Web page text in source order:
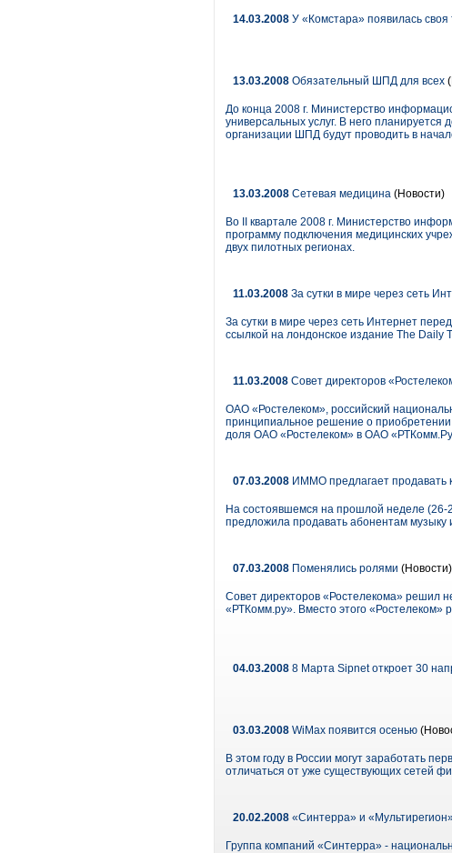
14.03.2008 У «Комстара» появилась
13.03.2008 Обязательный ШПД для всех
До конца 2008 г. Министерство
универсальных услуг. В него
организации ШПД будут проводить в
13.03.2008 Сетевая медицина (Новости)
Во II квартале 2008 г. Министерство
программу подключения медицинских
двух пилотных регионах.
11.03.2008 За сутки в мире через сеть
За сутки в мире через сеть Интернет
ссылкой на лондонское издание The Daily
11.03.2008 Cовет директоров
ОАО «Ростелеком», российский
принципиальное решение о
доля ОАО «Ростелеком» в ОАО
07.03.2008 ИММО предлагает продавать
На состоявшемся на прошлой неделе
предложила продавать абонентам
07.03.2008 Поменялись ролями (Новости)
Совет директоров «Ростелекома» решил
«РТКомм.ру». Вместо этого
04.03.2008 8 Марта Sipnet откроет 30
03.03.2008 WiMax появится осенью
В этом году в России могут заработать
отличаться от уже существующих сетей
20.02.2008 «Синтерра» и
Группа компаний «Синтерра» -